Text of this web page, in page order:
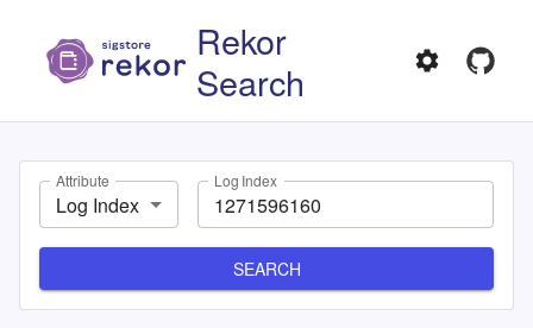
Rekor
Search
Attribute
Log Index
Log Index
SEARCH